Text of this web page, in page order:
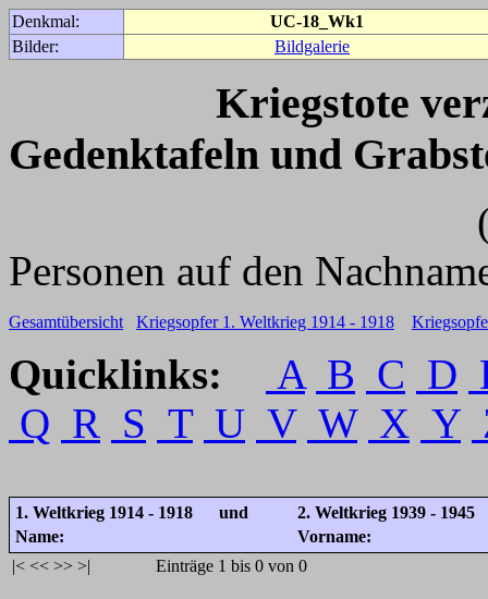
Denkmal:
UC-18_Wk1
Bilder:
Bildgalerie
Kriegstote
Gedenktafeln und
(Für weitere
Personen auf den
Gesamtübersicht Kriegsopfer 1. Weltkrieg 1914 - 1918
Quicklinks: A B C D
Q R S T U V W X Y
1. Weltkrieg 1914 - 1918 und
2. Weltkrieg 1939 - 1945
Name:
Vorname:
|< << >> >| Einträge 1 bis 0 von 0